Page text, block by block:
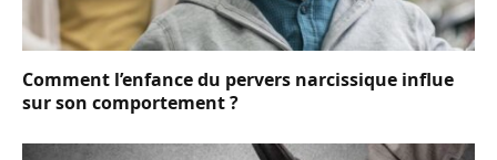
Comment l’enfance du pervers narcissique influe
sur son comportement ?